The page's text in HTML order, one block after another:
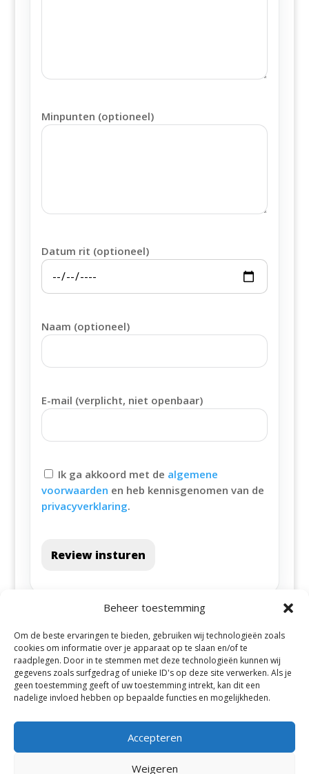
Beheer toestemming
Om de beste ervaringen te bieden, gebruiken wij technologieën zoals
cookies om informatie over je apparaat op te slaan en/of te
raadplegen. Door in te stemmen met deze technologieën kunnen wij
gegevens zoals surfgedrag of unieke ID's op deze site verwerken. Als je
geen toestemming geeft of uw toestemming intrekt, kan dit een
nadelige invloed hebben op bepaalde functies en mogelijkheden.
Accepteren
Weigeren
Minpunten (optioneel)
Datum rit (optioneel)
Naam (optioneel)
E-mail (verplicht, niet openbaar)
Ik ga akkoord met de algemene
voorwaarden en heb kennisgenomen van de
privacyverklaring.
Review insturen
Alle steden